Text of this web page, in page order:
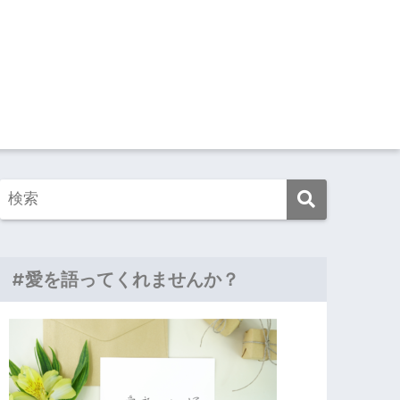
#愛を語ってくれませんか？